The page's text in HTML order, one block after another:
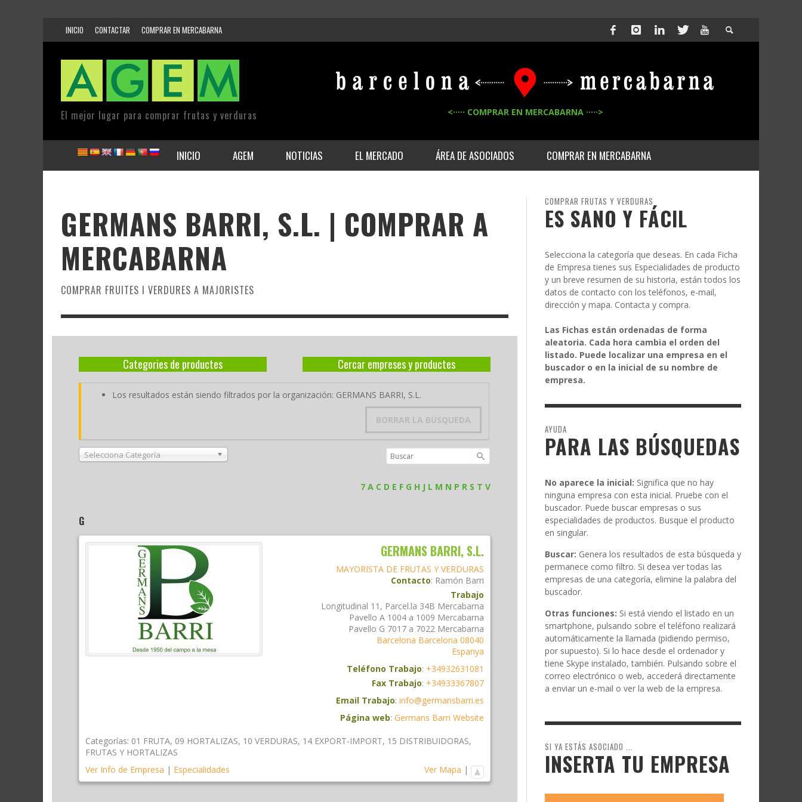
INICIO CONTACTAR COMPRAR EN MERCABARNA
El mejor lugar para comprar frutas y verduras <····· COMPRAR EN MERCABARNA ·····>
INICIO AGEM NOTICIAS EL MERCADO ÁREA DE ASOCIADOS COMPRAR EN MERCABARNA
GERMANS BARRI, S.L. | COMPRAR A
MERCABARNA
COMPRAR FRUITES I VERDURES A MAJORISTES
Categories de productes Cercar empreses y productes
Los resultados están siendo filtrados por la organización: GERMANS BARRI, S.L.
BORRAR LA BÚSQUEDA
Selecciona Categoría
7 A C D E F G H J L M N P R S T V
G
GERMANS BARRI, S.L.
MAYORISTA DE FRUTAS Y VERDURAS
Contacto: Ramón Barri
Trabajo
Longitudinal 11, Parcel.la 34B Mercabarna
Pavello A 1004 a 1009 Mercabarna
Pavello G 7017 a 7022 Mercabarna
Barcelona Barcelona 08040
Espanya
Teléfono Trabajo: +34932631081
Fax Trabajo: +34933367807
Email Trabajo: info@germansbarri.es
Página web: Germans Barri Website
Categorías: 01 FRUTA, 09 HORTALIZAS, 10 VERDURAS, 14 EXPORT-IMPORT, 15 DISTRIBUIDORAS,
FRUTAS Y HORTALIZAS
Ver Info de Empresa | Especialidades Ver Mapa |
COMPRAR FRUTAS Y VERDURAS
ES SANO Y FÁCIL
Selecciona la categoría que deseas. En cada Ficha
de Empresa tienes sus Especialidades de producto
y un breve resumen de su historia, están todos los
datos de contacto con los teléfonos, e-mail,
dirección y mapa. Contacta y compra.
Las Fichas están ordenadas de forma
aleatoria. Cada hora cambia el orden del
listado. Puede localizar una empresa en el
buscador o en la inicial de su nombre de
empresa.
AYUDA
PARA LAS BÚSQUEDAS
No aparece la inicial: Significa que no hay
ninguna empresa con esta inicial. Pruebe con el
buscador. Puede buscar empresas o sus
especialidades de productos. Busque el producto
en singular.
Buscar: Genera los resultados de esta búsqueda y
permanece como filtro. Si desea ver todas las
empresas de una categoría, elimine la palabra del
buscador.
Otras funciones: Si está viendo el listado en un
smartphone, pulsando sobre el teléfono realizará
automáticamente la llamada (pidiendo permiso,
por supuesto). Si lo hace desde el ordenador y
tiene Skype instalado, también. Pulsando sobre el
correo electrónico o web, accederá directamente
a enviar un e-mail o ver la web de la empresa.
SI YA ESTÁS ASOCIADO ...
INSERTA TU EMPRESA